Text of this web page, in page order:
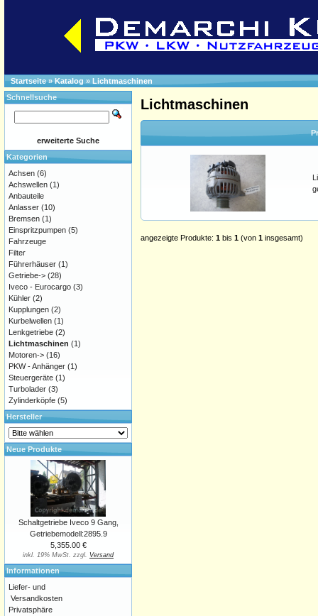
Startseite»Katalog » Lichtmaschinen
Lichtmaschinen
angezeigte Produkte: 1 bis 1 (von 1 insgesamt)
Schnellsuche
erweiterte Suche
Kategorien
Achsen (6)
Achswellen (1)
Anbauteile
Anlasser (10)
Bremsen (1)
Einspritzpumpen (5)
Fahrzeuge
Filter
Führerhäuser (1)
Getriebe-> (28)
Iveco - Eurocargo (3)
Kühler (2)
Kupplungen (2)
Kurbelwellen (1)
Lenkgetriebe (2)
Lichtmaschinen (1)
Motoren-> (16)
PKW - Anhänger (1)
Steuergeräte (1)
Turbolader (3)
Zylinderköpfe (5)
Hersteller
Neue Produkte
Schaltgetriebe Iveco 9 Gang,
Getriebemodell:2895.9
5,355.00 €
inkl. 19% MwSt. zzgl. Versand
Informationen
Liefer- und
Versandkosten
Privatsphäre